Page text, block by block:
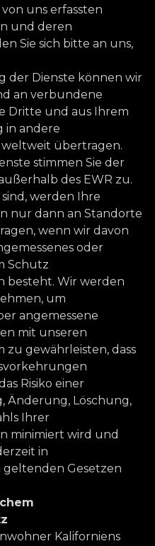
uns erfassten
und deren
Sie sich bitte an uns,
der Dienste können wir
an verbundene
Dritte und aus Ihrem
in andere
übertragen.
stimmen Sie der
des EWR zu.
sind, werden Ihre
nur dann an Standorte
wenn wir davon
oder
Schutz
besteht. Wir werden
um
angemessene
mit unseren
gewährleisten, dass
Risiko einer
Änderung, Löschung,
Ihrer
minimiert wird und
in
Gesetzen
Kaliforniens